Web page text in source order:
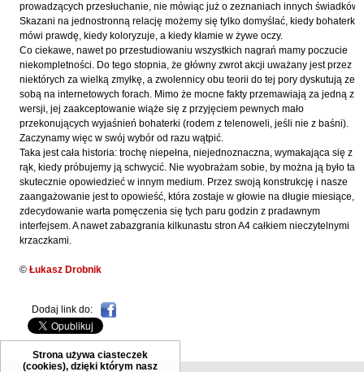
Strona używa ciasteczek
(cookies), dzięki którym nasz
Kántor Péter
Keineg Paol
Kemény István
Kępiński Piotr
Kępisty Iwona
Kierc Bogusław
Klera Wiktoria
Klęczar Wojciech
Kopacki Andrzej
Kosiorowski Zbigniew
Kuźnicki Sławomir
Kyrcz Jr Kazimierz
Latawiec Bogusława
prowadzących przesłuchanie, nie mówiąc już o zeznaniach innych świadków.
Skazani na jednostronną relację możemy się tylko domyślać, kiedy bohaterka
mówi prawdę, kiedy koloryzuje, a kiedy kłamie w żywe oczy.
Co ciekawe, nawet po przestudiowaniu wszystkich nagrań mamy poczucie
niekompletności. Do tego stopnia, że główny zwrot akcji uważany jest przez
niektórych za wielką zmyłkę, a zwolennicy obu teorii do tej pory dyskutują ze
sobą na internetowych forach. Mimo że mocne fakty przemawiają za jedną z
wersji, jej zaakceptowanie wiąże się z przyjęciem pewnych mało
przekonujących wyjaśnień bohaterki (rodem z telenoweli, jeśli nie z baśni).
Zaczynamy więc w swój wybór od razu wątpić.
Taka jest cała historia: trochę niepełna, niejednoznaczna, wymakająca się z
rąk, kiedy próbujemy ją schwycić. Nie wyobrażam sobie, by można ją było tak
skutecznie opowiedzieć w innym medium. Przez swoją konstrukcję i nasze
zaangażowanie jest to opowieść, która zostaje w głowie na długie miesiące,
zdecydowanie warta pomęczenia się tych paru godzin z pradawnym
interfejsem. A nawet zabazgrania kilkunastu stron A4 całkiem nieczytelnymi
krzaczkami.
© Łukasz Drobnik
Dodaj link do: